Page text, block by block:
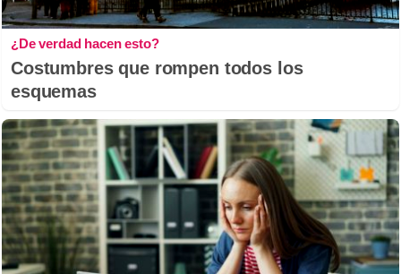
¿De verdad hacen esto?
Costumbres que rompen todos los
esquemas